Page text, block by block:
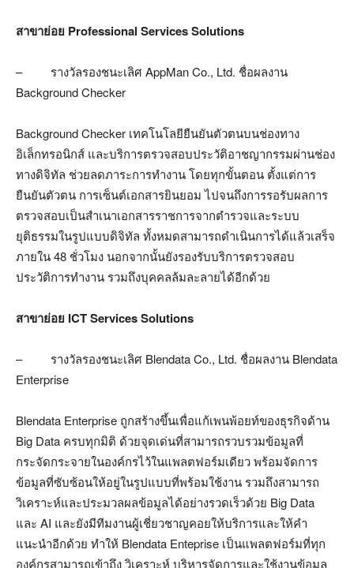
สาขาย่อย Professional Services Solutions
– รางวัลรองชนะเลิศ AppMan Co., Ltd. ชื่อผลงาน
Background Checker
Background Checker เทคโนโลยียืนยันตัวตนบนช่องทาง
อิเล็กทรอนิกส์ และบริการตรวจสอบประวัติอาชญากรรมผ่านช่อง
ทางดิจิทัล ช่วยลดภาระการทำงาน โดยทุกขั้นตอน ตั้งแต่การ
ยืนยันตัวตน การเซ็นต์เอกสารยินยอม ไปจนถึงการรอรับผลการ
ตรวจสอบเป็นสำเนาเอกสารราชการจากตำรวจและระบบ
ยุติธรรมในรูปแบบดิจิทัล ทั้งหมดสามารถดำเนินการได้แล้วเสร็จ
ภายใน 48 ชั่วโมง นอกจากนั้นยังรองรับบริการตรวจสอบ
ประวัติการทำงาน รวมถึงบุคคลล้มละลายได้อีกด้วย
สาขาย่อย ICT Services Solutions
– รางวัลรองชนะเลิศ Blendata Co., Ltd. ชื่อผลงาน Blendata
Enterprise
Blendata Enterprise ถูกสร้างขึ้นเพื่อแก้เพนพ้อยท์ของธุรกิจด้าน
Big Data ครบทุกมิติ ด้วยจุดเด่นที่สามารถรวบรวมข้อมูลที่
กระจัดกระจายในองค์กรไว้ในแพลตฟอร์มเดียว พร้อมจัดการ
ข้อมูลที่ซับซ้อนให้อยู่ในรูปแบบที่พร้อมใช้งาน รวมถึงสามารถ
วิเคราะห์และประมวลผลข้อมูลได้อย่างรวดเร็วด้วย Big Data
และ AI และยังมีทีมงานผู้เชี่ยวชาญคอยให้บริการและให้คำ
แนะนำอีกด้วย ทำให้ Blendata Enteprise เป็นแพลตฟอร์มที่ทุก
องค์กรสามารถเข้าถึง วิเคราะห์ บริหารจัดการและใช้งานข้อมูล